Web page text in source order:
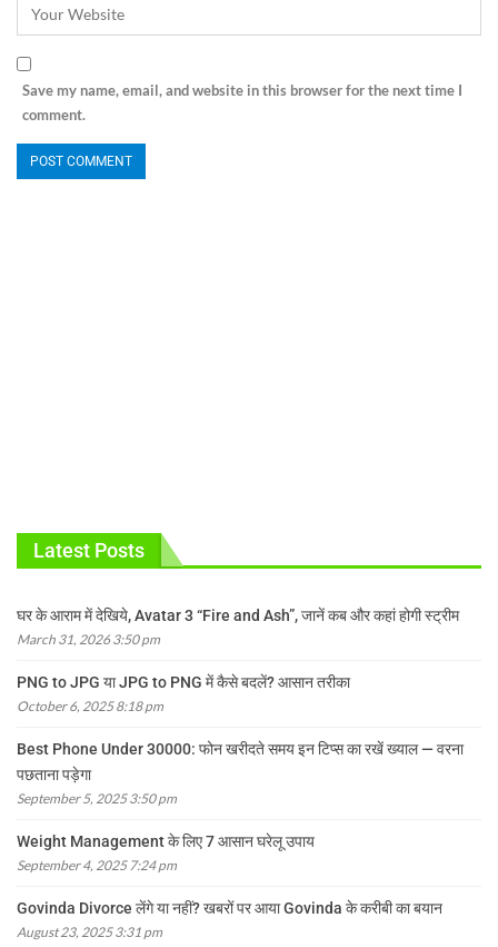
Save my name, email, and website in this browser for the next time I
comment.
Latest Posts
घर के आराम में देखिये, Avatar 3 “Fire and Ash”, जानें कब और कहां होगी स्ट्रीम
March 31, 2026 3:50 pm
PNG to JPG या JPG to PNG में कैसे बदलें? आसान तरीका
October 6, 2025 8:18 pm
Best Phone Under 30000: फोन खरीदते समय इन टिप्स का रखें ख्याल — वरना
पछताना पड़ेगा
September 5, 2025 3:50 pm
Weight Management के लिए 7 आसान घरेलू उपाय
September 4, 2025 7:24 pm
Govinda Divorce लेंगे या नहीं? खबरों पर आया Govinda के करीबी का बयान
August 23, 2025 3:31 pm